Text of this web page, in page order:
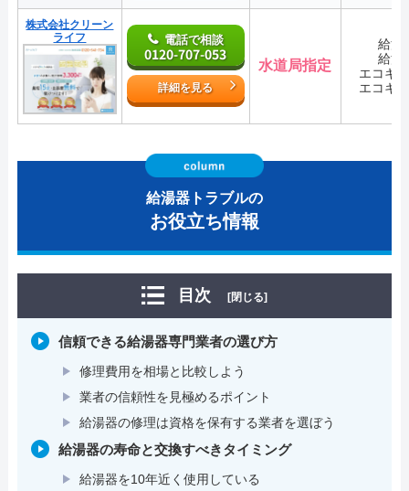
株式会社クリーン
ライフ
電話で相談
0120-707-053
詳細を見る
水道局指定
給湯
給湯
エコキ
エコキ
給湯器トラブルの
お役立ち情報
目次 [閉じる]
信頼できる給湯器専門業者の選び方
修理費用を相場と比較しよう
業者の信頼性を見極めるポイント
給湯器の修理は資格を保有する業者を選ぼう
給湯器の寿命と交換すべきタイミング
給湯器を10年近く使用している